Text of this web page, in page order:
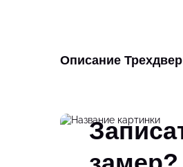
Описание